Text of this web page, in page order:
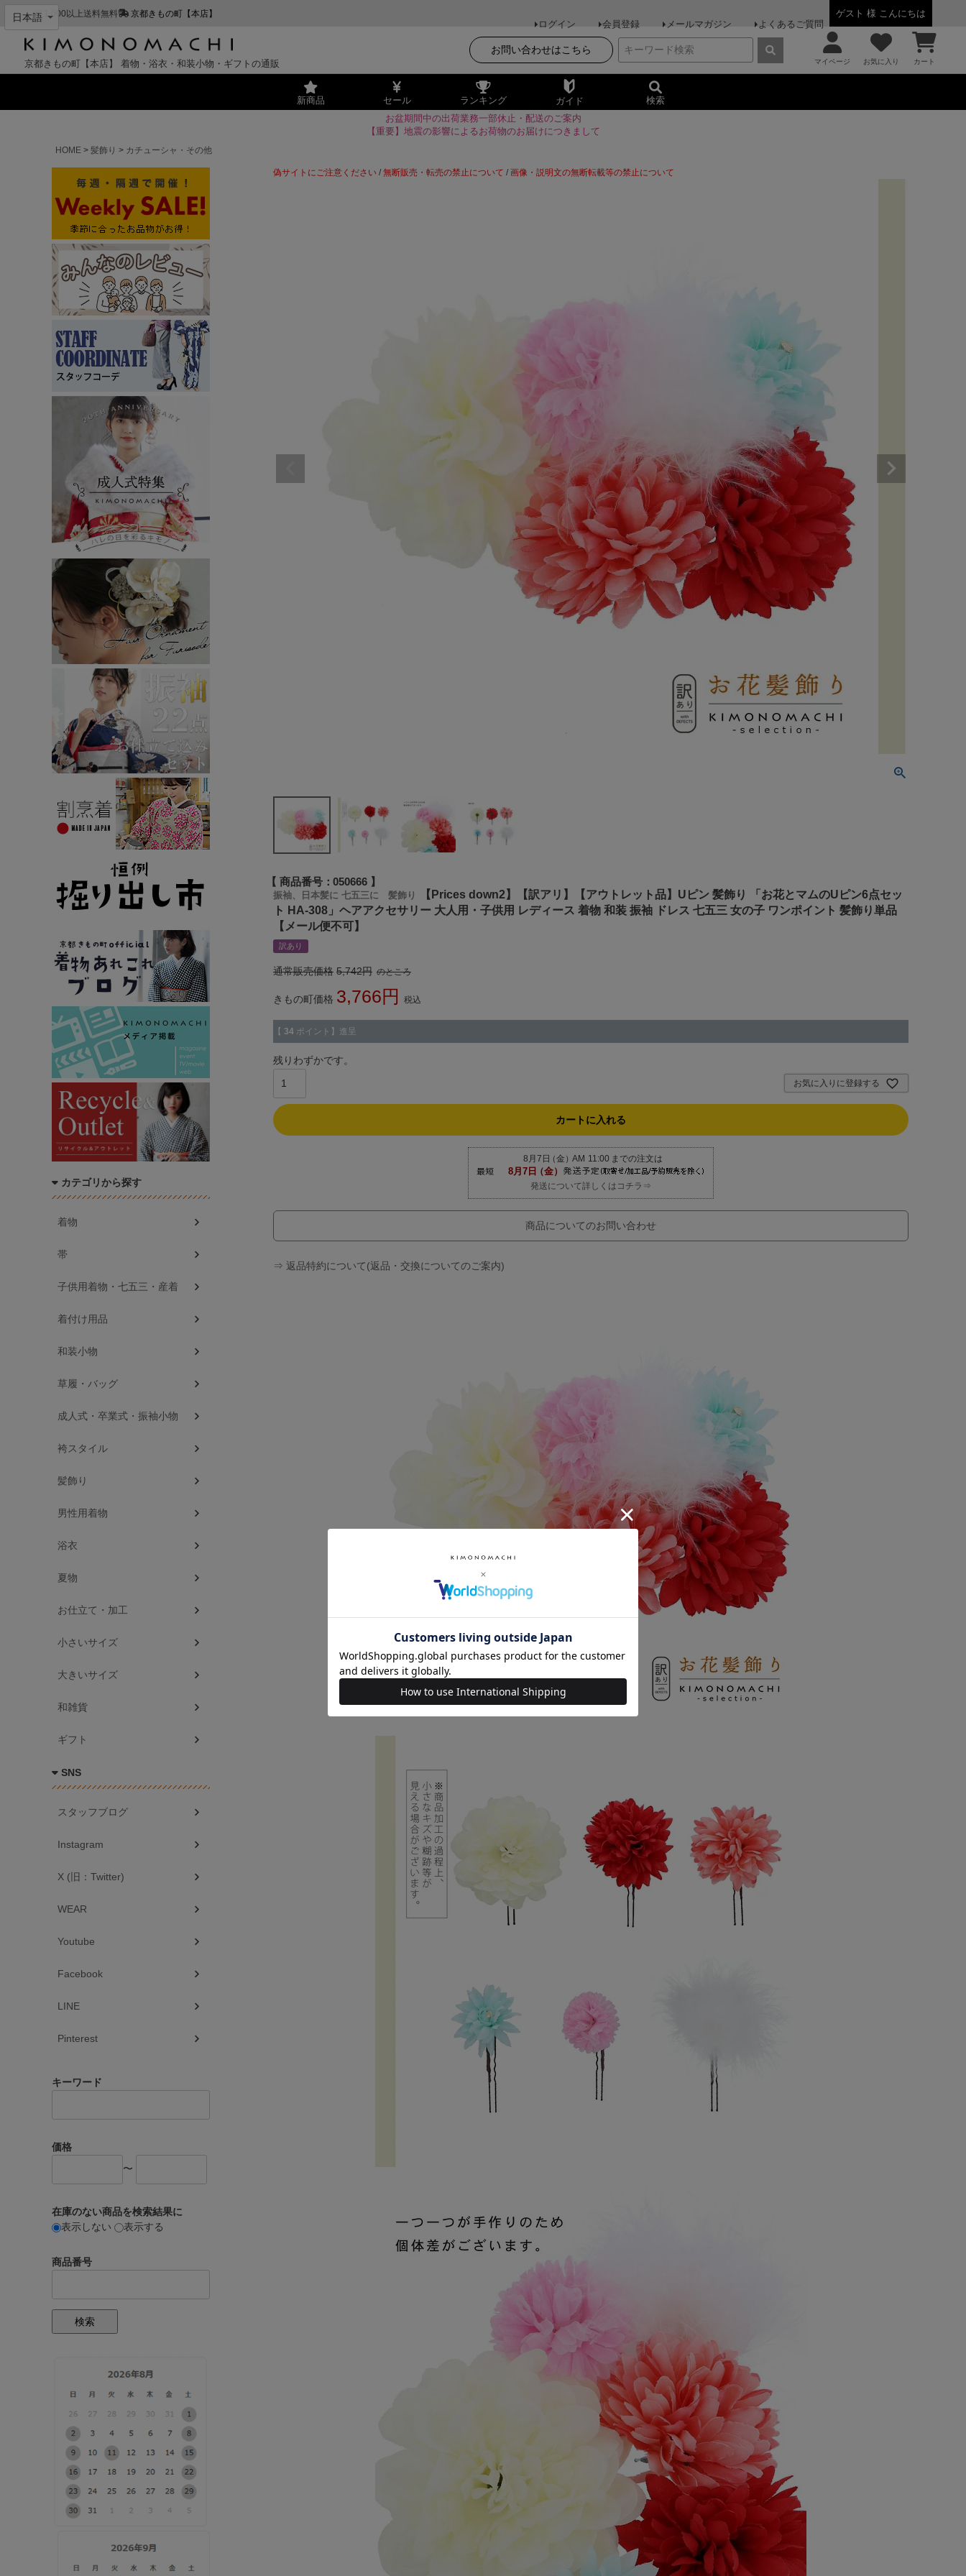
¥11,000以上送料無料 京都きもの町【本店】
ゲスト 様 こんにちは
ログイン
会員登録 メールマガジン よくあるご質問
京都きもの町【本店】 着物・浴衣・和装小物・ギフトの通販
お問い合わせはこちら
マイページ お気に入り カート
新商品 セール ランキング ガイド 検索
お盆期間中の出荷業務一部休止・配送のご案内
【重要】地震の影響によるお荷物のお届けにつきまして
HOME
髪飾り カチューシャ・その他
偽サイトにご注意ください / 無断販売・転売の禁止について / 画像・説明文の無断転載等の禁止について
商品番号 050666
振袖、日本髪に 七五三に 髪飾り
【Prices down2】【訳アリ】【アウトレット品】Uピン 髪飾り 「お花とマムのUピン6点セッ
ト HA-308」ヘアアクセサリー 大人用・子供用 レディース 着物 和装 振袖 ドレス 七五三 女の子 ワンポイント 髪飾り単品
【メール便不可】
訳あり
通常販売価格 5,742 のところ
きもの町価格 3,766 税込
【 34 ポイント】進呈
残りわずかです。
お気に入りに登録する
カートに入れる
発送について詳しくはコチラ⇒
商品についてのお問い合わせ
⇒ 返品特約について(返品・交換についてのご案内)
カテゴリから探す
着物
帯
子供用着物・七五三・産着
着付け用品
和装小物
草履・バッグ
成人式・卒業式・振袖小物
袴スタイル
髪飾り
男性用着物
浴衣
夏物
お仕立て・加工
小さいサイズ
大きいサイズ
和雑貨
ギフト
SNS
スタッフブログ
Instagram
X (旧：Twitter)
WEAR
Youtube
Facebook
LINE
Pinterest
キーワード
価格
〜
在庫のない商品を検索結果に
表示しない
表示する
商品番号
検索